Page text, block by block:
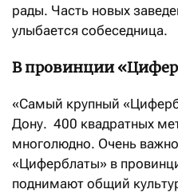
рады. Часть новых
улыбается собеседница.
В провинции
«Самый крупный
Дону. 400 квадратных
многолюдно. Очень
«Циферблаты» в
поднимают общий